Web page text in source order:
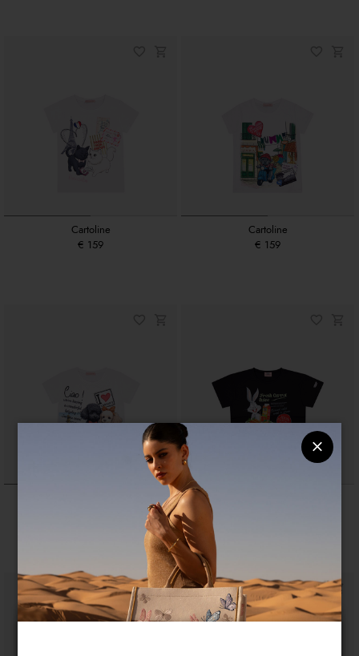
Cartoline
€ 159
Cartoline
€ 159
Lingua & Spedizione